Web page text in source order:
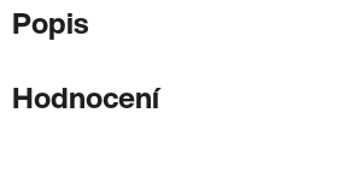
Popis
Hodnocení